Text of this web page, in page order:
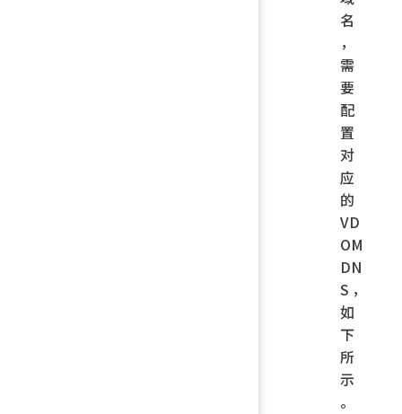
名
，
需
要
配
置
对
应
的
VD
OM
DN
S，
如
下
所
示
。